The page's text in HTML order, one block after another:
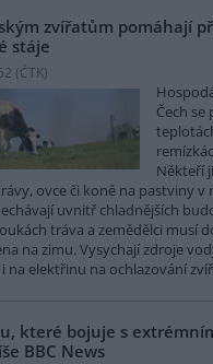
zvířatům pomáhají
stáje
(ČTK)
Čech
Někteří
ovce či koně na pastviny v
uvnitř chladnějších
tráva a zemědělci musí
na zimu. Vysychají zdroje
na elektřinu na ochlazování
které bojuje s
BBC News